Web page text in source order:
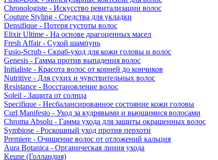
Chronologiste - Искусство ревитализации волос
Couture Styling - Средства для укладки
Densifique - Потеря густоты волос
Elixir Ultime - На основе драгоценных масел
Fresh Affair - Сухой шампунь
Fusio-Scrub - Скраб-уход для кожи головы и волос
Genesis - Гамма против выпадения волос
Initialiste - Красота волос от корней до кончиков
Nutritive - Для сухих и чувствительных волос
Resistance - Восстановление волос
Soleil - Защита от солнца
Specifique - Несбалансированное состояние кожи головы
Curl Manifesto - Уход за кудрявыми и вьющимися волосами
Chroma Absolu - Гамма ухода для защиты окрашенных волос
Symbiose - Роскошный уход против перхоти
Premiere - Очищение волос от отложений кальция
Aura Botanica - Органическая линия ухода
Keune (Голландия)